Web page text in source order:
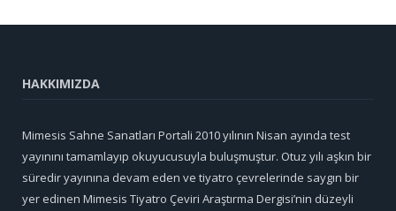
HAKKIMIZDA
Mimesis Sahne Sanatları Portali 2010 yılının Nisan ayında test
yayınını tamamlayıp okuyucusuyla buluşmuştur. Otuz yılı aşkın bir
süredir yayınına devam eden ve tiyatro çevrelerinde saygın bir
yer edinen Mimesis Tiyatro Çeviri Araştırma Dergisi’nin düzeyli